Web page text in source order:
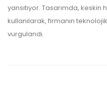
yansıtıyor. Tasarımda,
kullanılarak, firmanın
vurgulandı.